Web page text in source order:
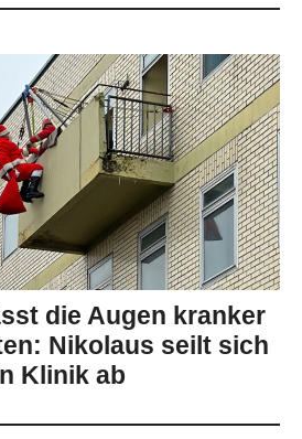
die Augen kranker
Nikolaus seilt sich
Klinik ab